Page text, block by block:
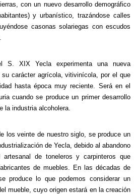
con un nuevo desarrollo demográfico
y urbanístico, trazándose calles
casonas solariegas con escudos
S. XIX Yecla experimenta una nueva
su carácter agrícola, vitivinícola, por el que
hasta época muy reciente. Será en el
cuando se produce un primer desarrollo
la industria alcoholera.
los veinte de nuestro siglo, se produce un
de Yecla, debido al abandono
de toneleros y carpinteros que
de muebles. En las décadas de
produce lo que podemos considerar un
mueble, cuyo origen estará en la creación